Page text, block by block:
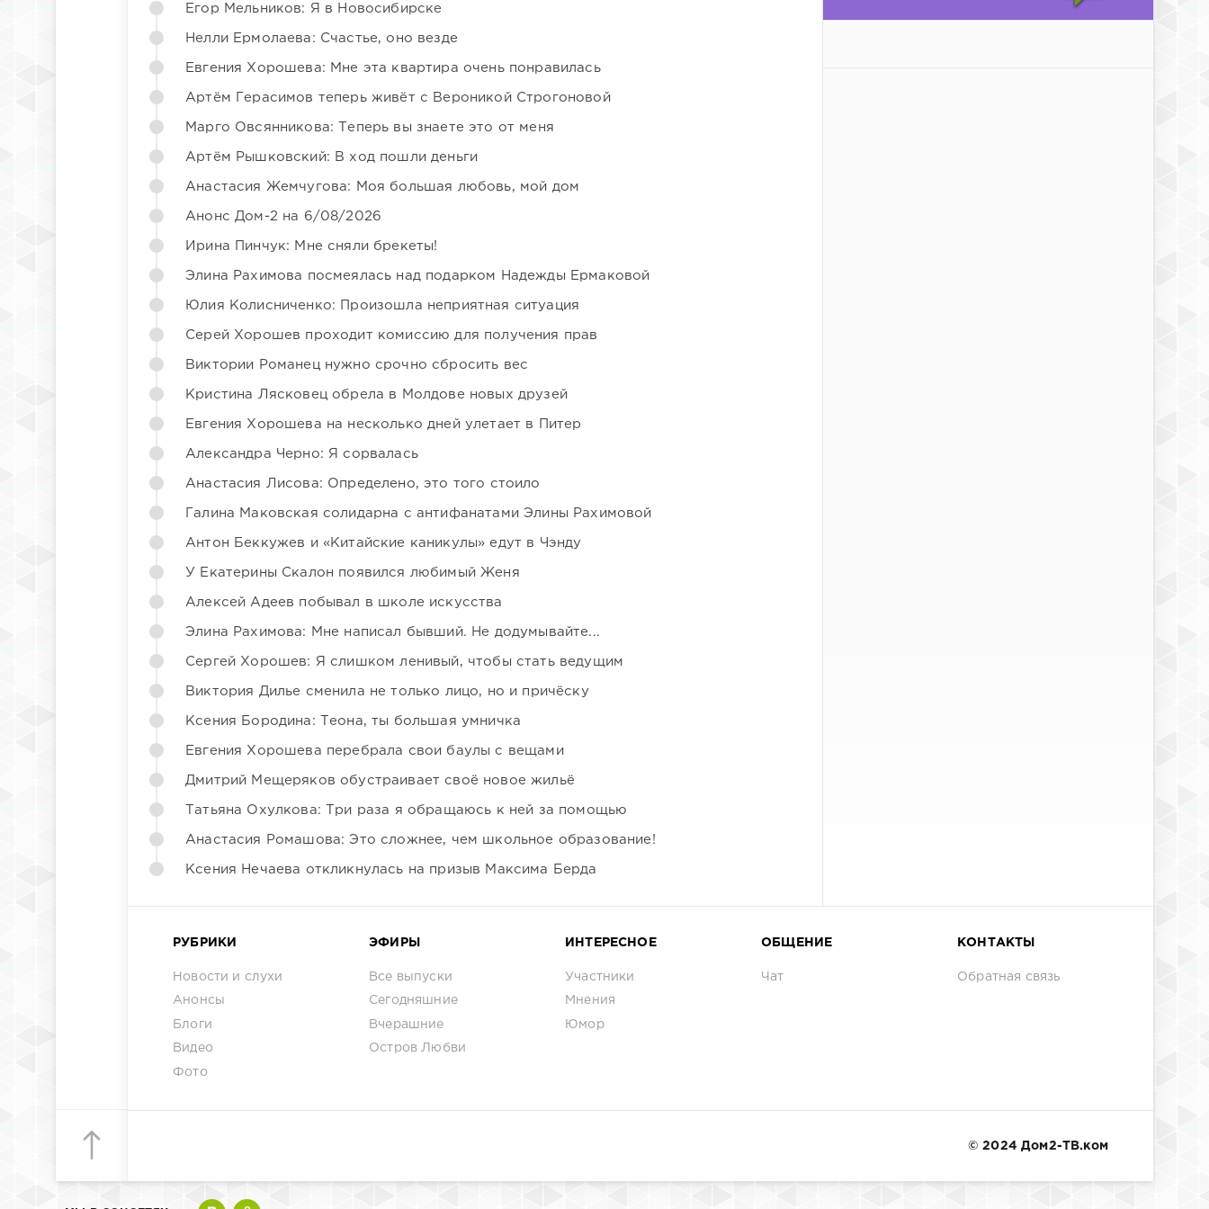
Егор Мельников: Я в Новосибирске
Нелли Ермолаева: Счастье, оно везде
Евгения Хорошева: Мне эта квартира очень понравилась
Артём Герасимов теперь живёт с Вероникой Строгоновой
Марго Овсянникова: Теперь вы знаете это от меня
Артём Рышковский: В ход пошли деньги
Анастасия Жемчугова: Моя большая любовь, мой дом
Анонс Дом-2 на 6/08/2026
Ирина Пинчук: Мне сняли брекеты!
Элина Рахимова посмеялась над подарком Надежды Ермаковой
Юлия Колисниченко: Произошла неприятная ситуация
Серей Хорошев проходит комиссию для получения прав
Виктории Романец нужно срочно сбросить вес
Кристина Лясковец обрела в Молдове новых друзей
Евгения Хорошева на несколько дней улетает в Питер
Александра Черно: Я сорвалась
Анастасия Лисова: Определено, это того стоило
Галина Маковская солидарна с антифанатами Элины Рахимовой
Антон Беккужев и «Китайские каникулы» едут в Чэнду
У Екатерины Скалон появился любимый Женя
Алексей Адеев побывал в школе искусства
Элина Рахимова: Мне написал бывший. Не додумывайте...
Сергей Хорошев: Я слишком ленивый, чтобы стать ведущим
Виктория Дилье сменила не только лицо, но и причёску
Ксения Бородина: Теона, ты большая умничка
Евгения Хорошева перебрала свои баулы с вещами
Дмитрий Мещеряков обустраивает своё новое жильё
Татьяна Охулкова: Три раза я обращаюсь к ней за помощью
Анастасия Ромашова: Это сложнее, чем школьное образование!
Ксения Нечаева откликнулась на призыв Максима Берда
РУБРИКИ
Новости и слухи
Анонсы
Блоги
Видео
Фото
ЭФИРЫ
Все выпуски
Сегодняшние
Вчерашние
Остров Любви
ИНТЕРЕСНОЕ
Участники
Мнения
Юмор
ОБЩЕНИЕ
Чат
КОНТАКТЫ
Обратная связь
© 2024 Дом2-ТВ.ком